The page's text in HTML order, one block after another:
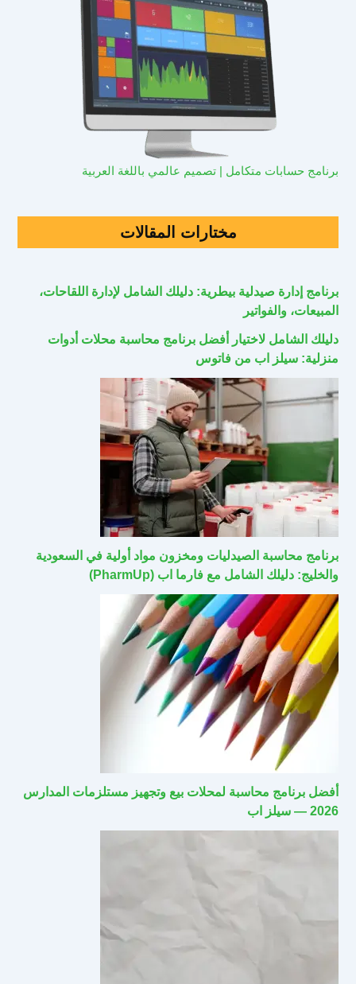
برنامج حسابات متكامل | تصميم عالمي باللغة العربية
مختارات المقالات
برنامج إدارة صيدلية بيطرية: دليلك الشامل لإدارة اللقاحات،
المبيعات، والفواتير
دليلك الشامل لاختيار أفضل برنامج محاسبة محلات أدوات
منزلية: سيلز اب من فاتوس
برنامج محاسبة الصيدليات ومخزون مواد أولية في السعودية
والخليج: دليلك الشامل مع فارما اب (PharmUp)
أفضل برنامج محاسبة لمحلات بيع وتجهيز مستلزمات المدارس
2026 — سيلز اب